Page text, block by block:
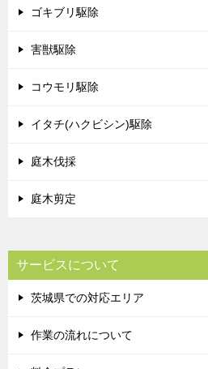
ゴキブリ駆除
害獣駆除
コウモリ駆除
イタチ(ハクビシン)駆除
庭木伐採
庭木剪定
サービスについて
茨城県での対応エリア
作業の流れについて